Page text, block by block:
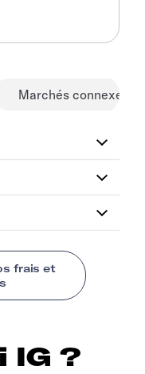
Marchés connexes
IG ?